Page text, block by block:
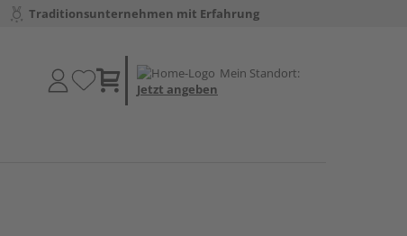
Traditionsunternehmen mit Erfahrung
Mein Standort:
Jetzt angeben